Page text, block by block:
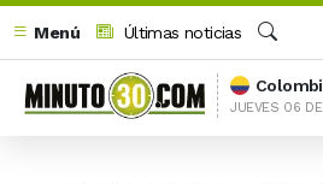
Menú
Últimas noticias
Buscar
JUEVES 06